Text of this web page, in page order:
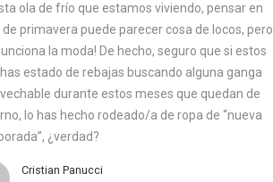
ola de frío que estamos viviendo, pensar en
primavera puede parecer cosa de locos, pero
la moda! De hecho, seguro que si estos
estado de rebajas buscando alguna ganga
durante estos meses que quedan de
lo has hecho rodeado/a de ropa de “nueva
¿verdad?
Cristian Panucci